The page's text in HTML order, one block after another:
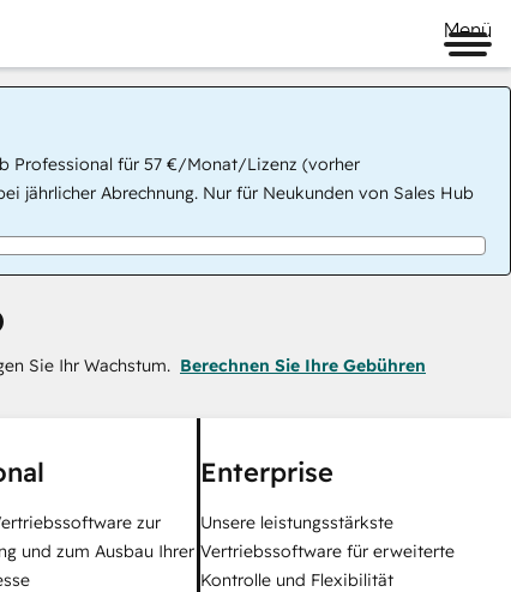
Menü
Professional für 57 €/Monat/Lizenz (vorher
Abrechnung. Nur für Neukunden von Sales Hub
Sie Ihr Wachstum. Berechnen Sie Ihre Gebühren
zur
und zum Ausbau Ihrer
Enterprise
Unsere leistungsstärkste
Vertriebssoftware für erweiterte
Kontrolle und Flexibilität